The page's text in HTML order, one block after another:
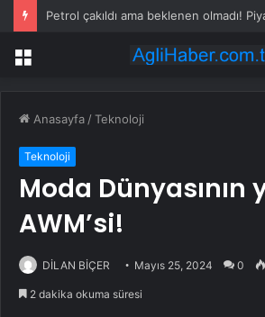
Menü
Anasayfa /Teknoloji
Teknoloji
Moda Dünyasının
AWM’si!
DİLAN BİÇER Mayıs 25, 2024 0
2 dakika okuma süresi